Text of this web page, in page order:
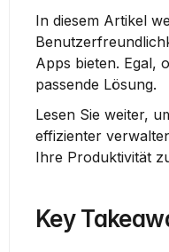
In diesem Artikel
Apps bieten. Egal,
passende Lösung.
Lesen Sie weiter,
effizienter
Ihre Produktivität
Key